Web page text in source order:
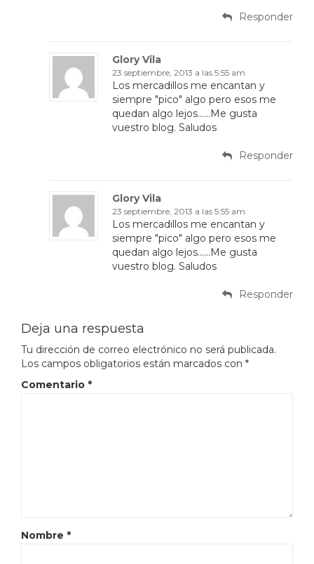
Responder
Glory Vila
23 septiembre, 2013 a las 5:55 am
Los mercadillos me encantan y
siempre "pico" algo pero esos me
quedan algo lejos……Me gusta
vuestro blog. Saludos
Responder
Glory Vila
23 septiembre, 2013 a las 5:55 am
Los mercadillos me encantan y
siempre "pico" algo pero esos me
quedan algo lejos……Me gusta
vuestro blog. Saludos
Responder
Deja una respuesta
Tu dirección de correo electrónico no será publicada.
Los campos obligatorios están marcados con *
Comentario *
Nombre *